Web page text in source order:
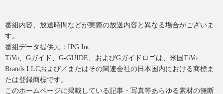
番組内容、放送時間などが実際の放送内容と異なる場合がございま
す。
番組データ提供元：IPG Inc.
TiVo、Gガイド、G-GUIDE、およびGガイドロゴは、米国TiVo
Brands LLCおよび／またはその関連会社の日本国内における商標ま
たは登録商標です。
このホームページに掲載している記事・写真等あらゆる素材の無断